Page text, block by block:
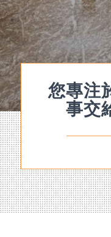
您專注
事交